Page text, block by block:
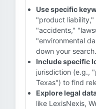
Use specific
"product liability,"
"accidents,"
"environmental
down your search.
Include specific
jurisdiction (e.g.,
Texas") to find
Explore legal
like LexisNexis,